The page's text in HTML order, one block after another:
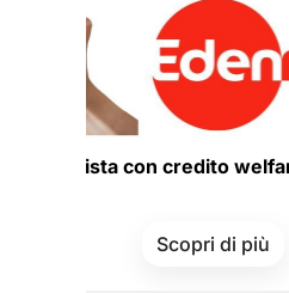
con credito welfare Edenred
Scopri di più